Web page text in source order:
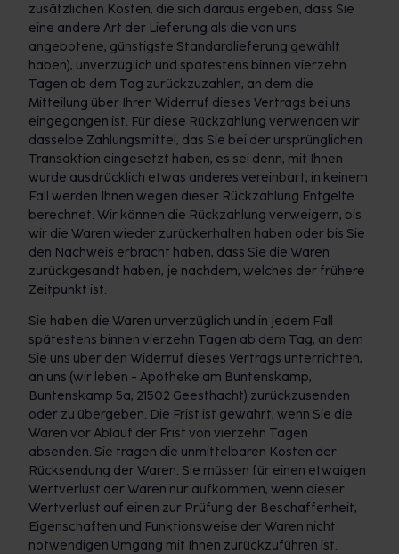
zusätzlichen Kosten, die sich daraus ergeben, dass Sie
eine andere Art der Lieferung als die von uns
angebotene, günstigste Standardlieferung gewählt
haben), unverzüglich und spätestens binnen vierzehn
Tagen ab dem Tag zurückzuzahlen, an dem die
Mitteilung über Ihren Widerruf dieses Vertrags bei uns
eingegangen ist. Für diese Rückzahlung verwenden wir
dasselbe Zahlungsmittel, das Sie bei der ursprünglichen
Transaktion eingesetzt haben, es sei denn, mit Ihnen
wurde ausdrücklich etwas anderes vereinbart; in keinem
Fall werden Ihnen wegen dieser Rückzahlung Entgelte
berechnet. Wir können die Rückzahlung verweigern, bis
wir die Waren wieder zurückerhalten haben oder bis Sie
den Nachweis erbracht haben, dass Sie die Waren
zurückgesandt haben, je nachdem, welches der frühere
Zeitpunkt ist.
Sie haben die Waren unverzüglich und in jedem Fall
spätestens binnen vierzehn Tagen ab dem Tag, an dem
Sie uns über den Widerruf dieses Vertrags unterrichten,
an uns (wir leben - Apotheke am Buntenskamp,
Buntenskamp 5a, 21502 Geesthacht) zurückzusenden
oder zu übergeben. Die Frist ist gewahrt, wenn Sie die
Waren vor Ablauf der Frist von vierzehn Tagen
absenden. Sie tragen die unmittelbaren Kosten der
Rücksendung der Waren. Sie müssen für einen etwaigen
Wertverlust der Waren nur aufkommen, wenn dieser
Wertverlust auf einen zur Prüfung der Beschaffenheit,
Eigenschaften und Funktionsweise der Waren nicht
notwendigen Umgang mit Ihnen zurückzuführen ist.